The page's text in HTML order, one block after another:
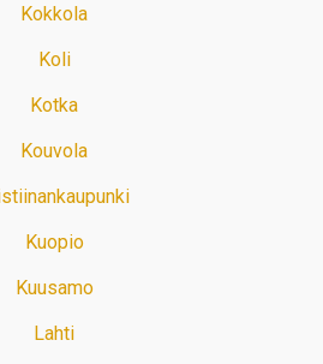
Kokkola
Koli
Kotka
Kouvola
Kuopio
Kuusamo
Lahti